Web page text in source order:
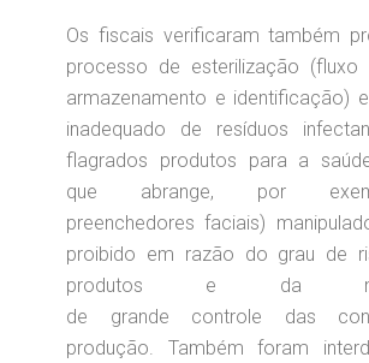
Os fiscais verificaram também
processo de esterilização (fluxo
armazenamento e identificação)
inadequado de resíduos
flagrados produtos para a
que abrange, por
preenchedores faciais)
proibido em razão do grau de
produtos e da
de grande controle das
produção. Também foram